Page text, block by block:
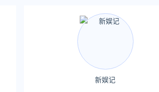
新娱记